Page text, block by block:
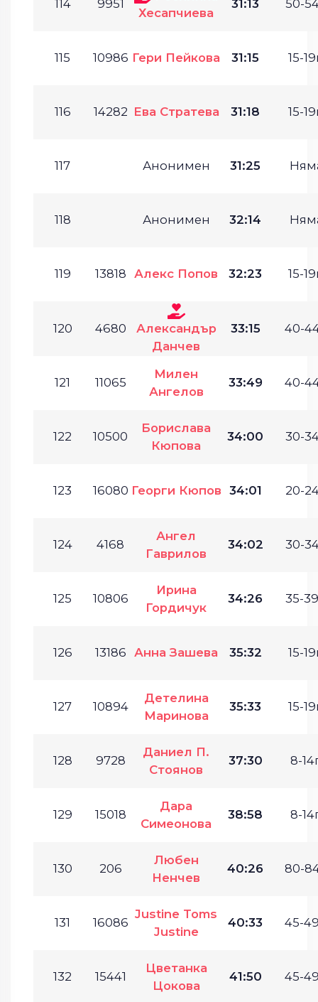
114 9951
Хесапчиева
31:13 50-
115 10986 Гери Пейкова 31:15 15-
116 14282 Ева Стратева 31:18 15-
117 Анонимен 31:25
118 Анонимен 32:14
119 13818 Алекс Попов 32:23 15-
120 4680
Александър
Данчев
33:15 40-
121 11065
Милен
Ангелов
33:49 40-
122 10500
Борислава
Кюпова
34:00 30-
123 16080 Георги Кюпов 34:01 20-
124 4168
Ангел
Гаврилов
34:02 30-
125 10806
Ирина
Гордичук
34:26 35-
126 13186 Анна Зашева 35:32 15-
127 10894
Детелина
Маринова
35:33 15-
128 9728
Даниел П.
Стоянов
37:30 8-
129 15018
Дара
Симеонова
38:58 8-
130 206
Любен
Ненчев
40:26 80-
131 16086
Justine Toms
Justine
40:33 45-
132 15441
Цветанка
Цокова
41:50 45-